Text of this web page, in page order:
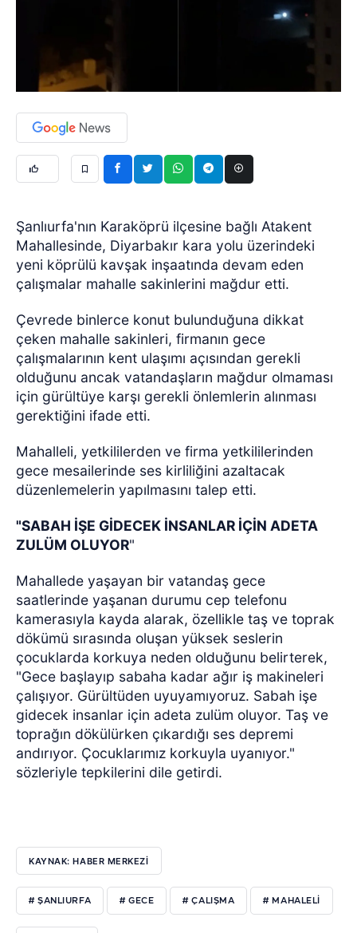
Şanlıurfa'nın Karaköprü ilçesine bağlı Atakent
Mahallesinde, Diyarbakır kara yolu üzerindeki
yeni köprülü kavşak inşaatında devam eden
çalışmalar mahalle sakinlerini mağdur etti.
Çevrede binlerce konut bulunduğuna dikkat
çeken mahalle sakinleri, firmanın gece
çalışmalarının kent ulaşımı açısından gerekli
olduğunu ancak vatandaşların mağdur olmaması
için gürültüye karşı gerekli önlemlerin alınması
gerektiğini ifade etti.
Mahalleli, yetkililerden ve firma yetkililerinden
gece mesailerinde ses kirliliğini azaltacak
düzenlemelerin yapılmasını talep etti.
"SABAH İŞE GİDECEK İNSANLAR İÇİN ADETA
ZULÜM OLUYOR"
Mahallede yaşayan bir vatandaş gece
saatlerinde yaşanan durumu cep telefonu
kamerasıyla kayda alarak, özellikle taş ve toprak
dökümü sırasında oluşan yüksek seslerin
çocuklarda korkuya neden olduğunu belirterek,
"Gece başlayıp sabaha kadar ağır iş makineleri
çalışıyor. Gürültüden uyuyamıyoruz. Sabah işe
gidecek insanlar için adeta zulüm oluyor. Taş ve
toprağın dökülürken çıkardığı ses depremi
andırıyor. Çocuklarımız korkuyla uyanıyor."
sözleriyle tepkilerini dile getirdi.
KAYNAK: HABER MERKEZİ
# ŞANLIURFA # GECE # ÇALIŞMA # MAHALELİ